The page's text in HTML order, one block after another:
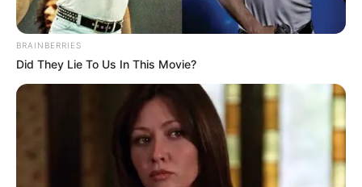
BRAINBERRIES
Did They Lie To Us In This Movie?